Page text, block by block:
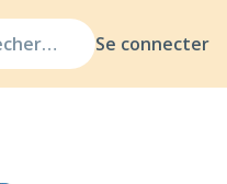
Se connecter